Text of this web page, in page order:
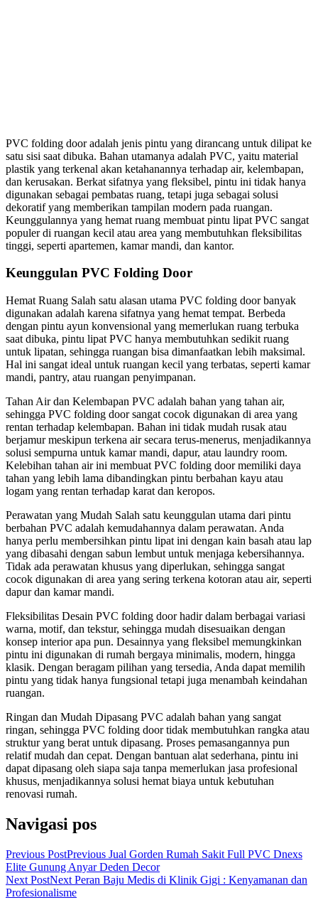
PVC folding door adalah jenis pintu yang dirancang untuk dilipat ke
satu sisi saat dibuka. Bahan utamanya adalah PVC, yaitu material
plastik yang terkenal akan ketahanannya terhadap air, kelembapan,
dan kerusakan. Berkat sifatnya yang fleksibel, pintu ini tidak hanya
digunakan sebagai pembatas ruang, tetapi juga sebagai solusi
dekoratif yang memberikan tampilan modern pada ruangan.
Keunggulannya yang hemat ruang membuat pintu lipat PVC sangat
populer di ruangan kecil atau area yang membutuhkan fleksibilitas
tinggi, seperti apartemen, kamar mandi, dan kantor.
Keunggulan PVC Folding Door
Hemat Ruang Salah satu alasan utama PVC folding door banyak
digunakan adalah karena sifatnya yang hemat tempat. Berbeda
dengan pintu ayun konvensional yang memerlukan ruang terbuka
saat dibuka, pintu lipat PVC hanya membutuhkan sedikit ruang
untuk lipatan, sehingga ruangan bisa dimanfaatkan lebih maksimal.
Hal ini sangat ideal untuk ruangan kecil yang terbatas, seperti kamar
mandi, pantry, atau ruangan penyimpanan.
Tahan Air dan Kelembapan PVC adalah bahan yang tahan air,
sehingga PVC folding door sangat cocok digunakan di area yang
rentan terhadap kelembapan. Bahan ini tidak mudah rusak atau
berjamur meskipun terkena air secara terus-menerus, menjadikannya
solusi sempurna untuk kamar mandi, dapur, atau laundry room.
Kelebihan tahan air ini membuat PVC folding door memiliki daya
tahan yang lebih lama dibandingkan pintu berbahan kayu atau
logam yang rentan terhadap karat dan keropos.
Perawatan yang Mudah Salah satu keunggulan utama dari pintu
berbahan PVC adalah kemudahannya dalam perawatan. Anda
hanya perlu membersihkan pintu lipat ini dengan kain basah atau lap
yang dibasahi dengan sabun lembut untuk menjaga kebersihannya.
Tidak ada perawatan khusus yang diperlukan, sehingga sangat
cocok digunakan di area yang sering terkena kotoran atau air, seperti
dapur dan kamar mandi.
Fleksibilitas Desain PVC folding door hadir dalam berbagai variasi
warna, motif, dan tekstur, sehingga mudah disesuaikan dengan
konsep interior apa pun. Desainnya yang fleksibel memungkinkan
pintu ini digunakan di rumah bergaya minimalis, modern, hingga
klasik. Dengan beragam pilihan yang tersedia, Anda dapat memilih
pintu yang tidak hanya fungsional tetapi juga menambah keindahan
ruangan.
Ringan dan Mudah Dipasang PVC adalah bahan yang sangat
ringan, sehingga PVC folding door tidak membutuhkan rangka atau
struktur yang berat untuk dipasang. Proses pemasangannya pun
relatif mudah dan cepat. Dengan bantuan alat sederhana, pintu ini
dapat dipasang oleh siapa saja tanpa memerlukan jasa profesional
khusus, menjadikannya solusi hemat biaya untuk kebutuhan
renovasi rumah.
Navigasi pos
Previous PostPrevious Jual Gorden Rumah Sakit Full PVC Dnexs
Elite Gunung Anyar Deden Decor
Next PostNext Peran Baju Medis di Klinik Gigi : Kenyamanan dan
Profesionalisme